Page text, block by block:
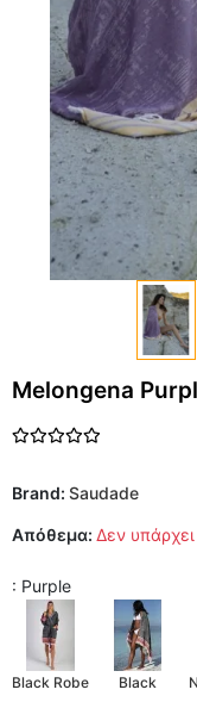
Melongena
Brand: Saudade
Απόθεμα: Δεν
: Purple
Black Robe Black